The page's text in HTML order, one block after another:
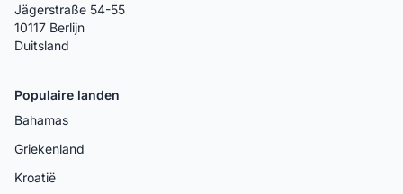
Jägerstraße 54-55
10117 Berlijn
Duitsland
Populaire landen
Bahamas
Griekenland
Kroatië